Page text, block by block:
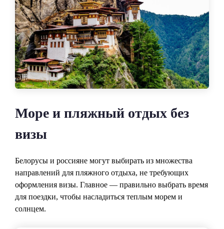
Море и пляжный отдых без
визы
Белорусы и россияне могут выбирать из множества
направлений для пляжного отдыха, не требующих
оформления визы. Главное — правильно выбрать время
для поездки, чтобы насладиться теплым морем и
солнцем.